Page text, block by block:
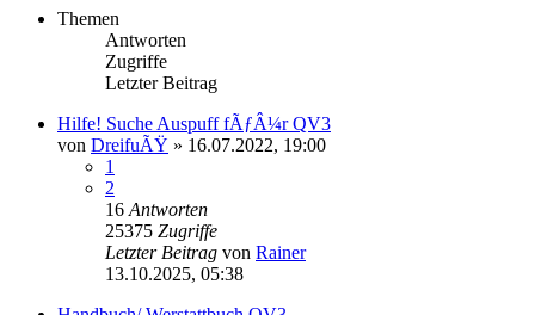
Themen
Antworten
Zugriffe
Letzter Beitrag
Hilfe! Suche Auspuff fÃƒÂ¼r QV3
von DreifuÃŸ » 16.07.2022, 19:00
1
2
16 Antworten
25375 Zugriffe
Letzter Beitrag von Rainer
13.10.2025, 05:38